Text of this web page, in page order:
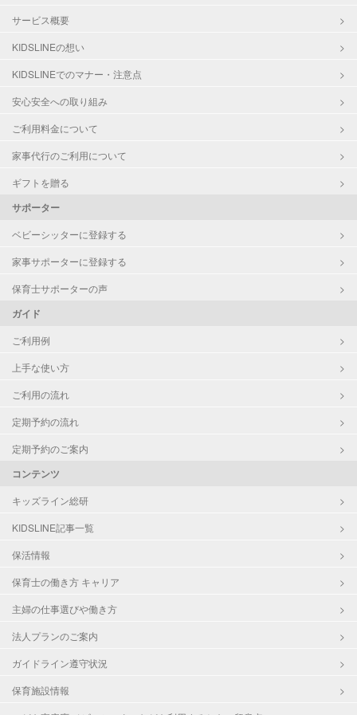
サービス概要
KIDSLINEの想い
KIDSLINEでのマナー・注意点
安心安全への取り組み
ご利用料金について
家事代行のご利用について
ギフトを贈る
サポーター
ベビーシッターに登録する
家事サポーターに登録する
保育士サポーターの声
ガイド
ご利用例
上手な使い方
ご利用の流れ
定期予約の流れ
定期予約のご案内
コンテンツ
キッズライン総研
KIDSLINE記事一覧
保活情報
保育士の働き方 キャリア
主婦の仕事選びや働き方
法人プランのご案内
ガイドライン遵守状況
保育施設情報